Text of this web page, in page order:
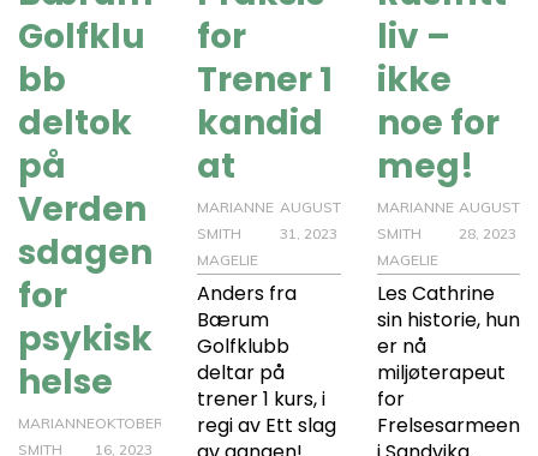
Golfklu
bb
deltok
på
Verden
sdagen
for
psykisk
helse
MARIANNE
SMITH
OKTOBER
16, 2023
for
Trener 1
kandid
at
MARIANNE
SMITH
MAGELIE
AUGUST
31, 2023
Anders fra
Bærum
Golfklubb
deltar på
trener 1 kurs, i
regi av Ett slag
liv –
ikke
noe for
meg!
MARIANNE
SMITH
MAGELIE
AUGUST
28, 2023
Les Cathrine
sin historie, hun
er nå
miljøterapeut
for
Frelsesarmeen